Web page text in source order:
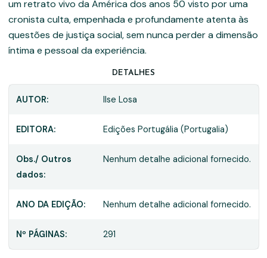
um retrato vivo da América dos anos 50 visto por uma
cronista culta, empenhada e profundamente atenta às
questões de justiça social, sem nunca perder a dimensão
íntima e pessoal da experiência.
DETALHES
AUTOR: Ilse Losa
EDITORA: Edições Portugália (Portugalia)
Obs./ Outros
dados:
Nenhum detalhe adicional fornecido.
ANO DA EDIÇÃO: Nenhum detalhe adicional fornecido.
Nº PÁGINAS: 291